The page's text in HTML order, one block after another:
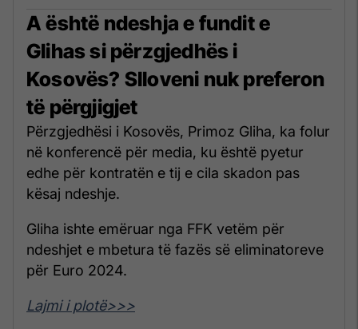
A është ndeshja e fundit e
Glihas si përzgjedhës i
Kosovës? Slloveni nuk preferon
të përgjigjet
Përzgjedhësi i Kosovës, Primoz Gliha, ka folur
në konferencë për media, ku është pyetur
edhe për kontratën e tij e cila skadon pas
kësaj ndeshje.
Gliha ishte emëruar nga FFK vetëm për
ndeshjet e mbetura të fazës së eliminatoreve
për Euro 2024.
Lajmi i plotë>>>